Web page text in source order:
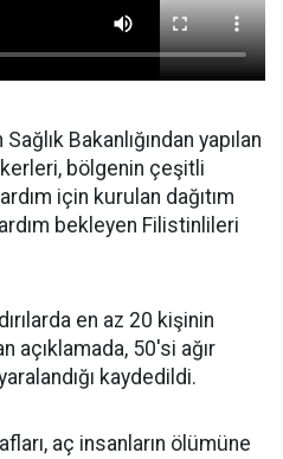
Bakanlığından yapılan
bölgenin çeşitli
için kurulan dağıtım
bekleyen Filistinlileri
en az 20 kişinin
açıklamada, 50'si ağır
kaydedildi.
aç insanların ölümüne